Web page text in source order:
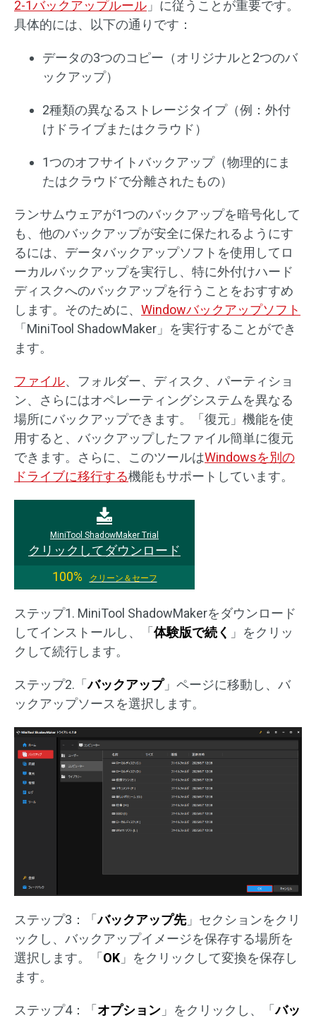
2-1バックアップルール 」に従うことが重要です。
具体的には、以下の通りです：
データの3つのコピー（オリジナルと2つのバ
ックアップ）
2種類の異なるストレージタイプ（例：外付
けドライブまたはクラウド）
1つのオフサイトバックアップ（物理的にま
たはクラウドで分離されたもの）
ランサムウェアが1つのバックアップを暗号化して
も、他のバックアップが安全に保たれるようにす
るには、データバックアップソフトを使用してロ
ーカルバックアップを実行し、特に外付けハード
ディスクへのバックアップを行うことをおすすめ
します。そのために、 Windowバックアップソフト
「MiniTool ShadowMaker」を実行することができ
ます。
ファイル、フォルダー、ディスク、パーティショ
ン、さらにはオペレーティングシステムを異なる
場所にバックアップできます。「復元」機能を使
用すると、バックアップしたファイル簡単に復元
できます。さらに、このツールはWindowsを別の
ドライブに移行する機能もサポートしています。
MiniTool ShadowMaker Trial
クリックしてダウンロード
100%
クリーン＆セーフ
ステップ1. MiniTool ShadowMakerをダウンロード
してインストールし、「 体験版で続く 」をクリッ
クして続行します。
ステップ2.「バックアップ」ページに移動し、バ
ックアップソースを選択します。
ステップ3：「バックアップ先」セクションをクリ
ックし、バックアップイメージを保存する場所を
選択します。「 OK 」をクリックして変換を保存し
ます。
ステップ4：「 オプション 」をクリックし、「バッ